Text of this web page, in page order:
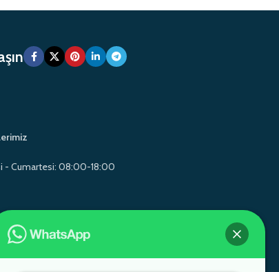
- Cumartesi: 08:00-18:00
Gamo School Furniture
Monoblok Sandalye